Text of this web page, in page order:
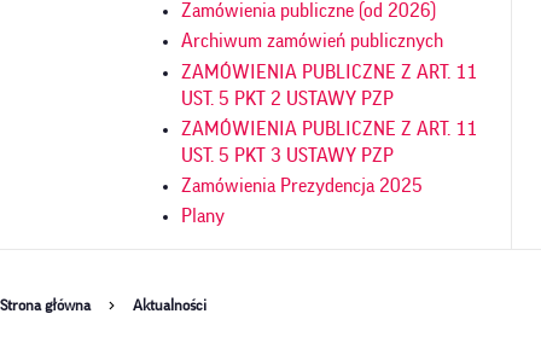
Zamówienia publiczne (od 2026)
Archiwum zamówień publicznych
ZAMÓWIENIA PUBLICZNE Z ART. 11
UST. 5 PKT 2 USTAWY PZP
ZAMÓWIENIA PUBLICZNE Z ART. 11
UST. 5 PKT 3 USTAWY PZP
Zamówienia Prezydencja 2025
Plany
Ścieżka
Strona główna Aktualności